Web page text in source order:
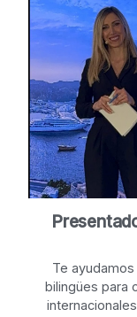
Te
bilingües para